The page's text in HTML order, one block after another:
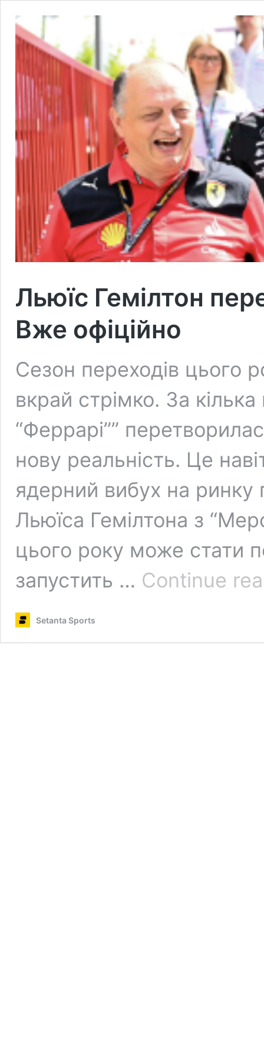
Льюїс Гемілтон
Вже офіційно
Сезон переходів цього
вкрай стрімко. За
“Феррарі””
нову реальність. Це
ядерний вибух на ринку
Льюїса Гемілтона з
цього року може стати
запустить … Continue
Setanta Sports